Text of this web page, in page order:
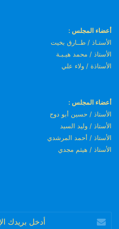
أعضاء المجلس :
الأستـاذ / طــارق بخيت
الأستاذ / محمد هيـبـة
الأستاذة / ولاء علي
أعضاء المجلس :
الأستاذ / حسين أبو دوح
الأستاذ / وليد السيد
الأستاذ / أحمد المرشدي
الأستاذ / هيثم مجدي
بريدك